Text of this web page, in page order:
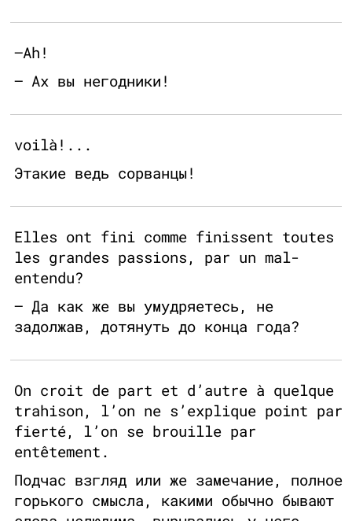
—Ah!
— Ах вы негодники!
voilà!...
Этакие ведь сорванцы!
Elles ont fini comme finissent toutes
les grandes passions, par un mal-
entendu?
— Да как же вы умудряетесь, не
задолжав, дотянуть до конца года?
On croit de part et d’autre à quelque
trahison, l’on ne s’explique point par
fierté, l’on se brouille par
entêtement.
Подчас взгляд или же замечание, полное
горького смысла, какими обычно бывают